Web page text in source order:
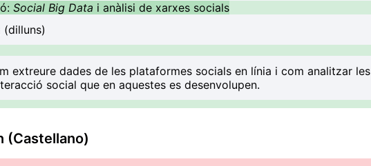
Social Big Data i anàlisi de xarxes socials
(dilluns)
extreure dades de les plataformes socials en línia i com analitzar les
social que en aquestes es desenvolupen.
(Castellano)